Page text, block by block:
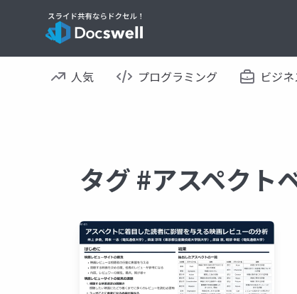
人気 プログラミング ビジ
タグ #アスペクト